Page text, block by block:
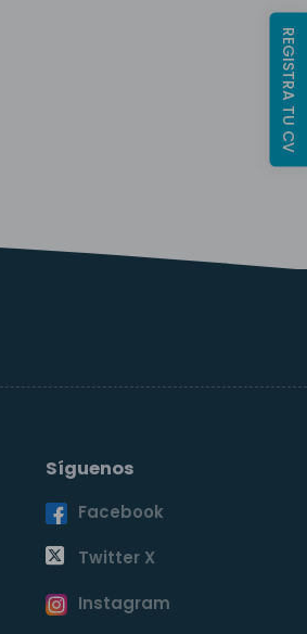
Síguenos
Facebook
Twitter X
Instagram
REGISTRA TU CV